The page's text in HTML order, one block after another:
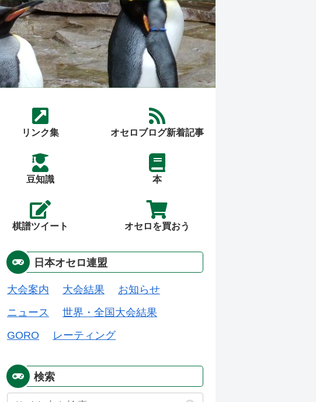
リンク集 オセロブログ新着記事
豆知識 本
棋譜ツイート オセロを買おう
日本オセロ連盟
大会案内 大会結果
お知らせ
ニュース
世界・全国大会結果
GORO
レーティング
検索